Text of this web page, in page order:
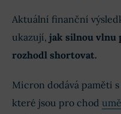
Aktuální finanční
ukazují, jak silnou vlnu
rozhodl shortovat.
Micron dodává paměti
které jsou pro chod